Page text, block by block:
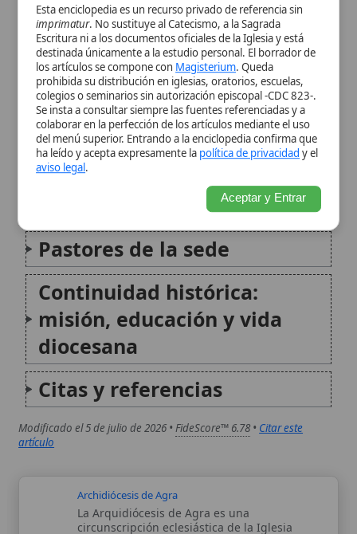
Organización actual y datos
estadísticos
Pastores de la sede
Continuidad histórica:
misión, educación y vida
Citas y referencias
Modificado el 5 de julio de 2026 • FideScore™ 6.78•
artículo
Archidiócesis de Agra
circunscripción eclesiástica de la Iglesia
católica en la India, vinculada históricamente
a la misión del Tíbet y erigida como sede
metropolitana a finales del siglo XIX. Su
historia se apoya en una sucesión de...
eclesiásticas históricas de la Iglesia en
Francia. Su memoria se entrelaza con la
organización eclesiástica del sur de la Galia...
ha leído y acepta expresamente lapolítica de privacidady el
aviso legal.
Aceptar y Entrar